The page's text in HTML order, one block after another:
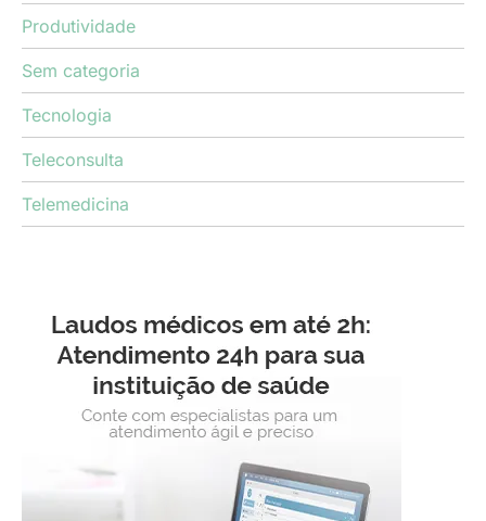
Produtividade
Sem categoria
Tecnologia
Teleconsulta
Telemedicina